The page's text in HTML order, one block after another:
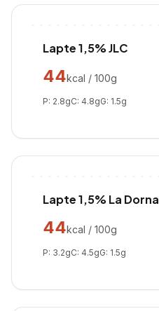
Lapte 1,5% JLC
44kcal / 100g
P: 2.8gC: 4.8gG: 1.5g
Lapte 1,5% La Dorna
44kcal / 100g
P: 3.2gC: 4.5gG: 1.5g